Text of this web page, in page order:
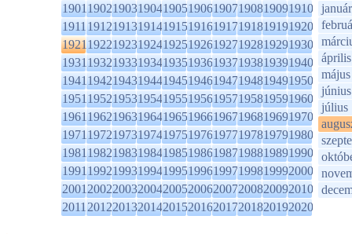
1901190219031904190519061907190819091910
1911191219131914191519161917191819191920
1921192219231924192519261927192819291930
1931193219331934193519361937193819391940
1941194219431944194519461947194819491950
1951195219531954195519561957195819591960
1961196219631964196519661967196819691970
1971197219731974197519761977197819791980
1981198219831984198519861987198819891990
1991199219931994199519961997199819992000
2001200220032004200520062007200820092010
2011201220132014201520162017201820192020
január
április
május
június
július